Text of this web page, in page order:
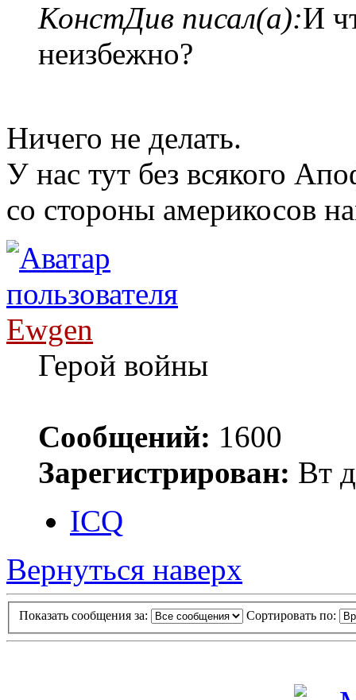
КонстДив писал(а):И
неизбежно?
Ничего не делать.
У нас тут без всякого
со стороны америкосов
Ewgen
Герой войны
Сообщений: 1600
Зарегистрирован: Вт
ICQ
Вернуться наверх
Показать сообщения за: Сортировать по: